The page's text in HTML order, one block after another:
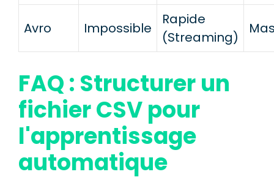
Avro Impossible
Rapide
(Streaming)
FAQ : Structurer un
fichier CSV pour
l'apprentissage
automatique